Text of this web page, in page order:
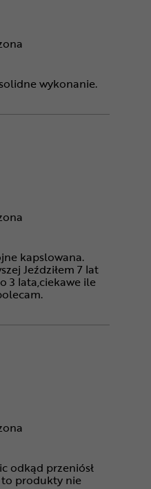
wykonanie.
kapslowana.
Jeździłem 7 lat
3 lata,ciekawe ile
odkąd przeniósł
produkty nie